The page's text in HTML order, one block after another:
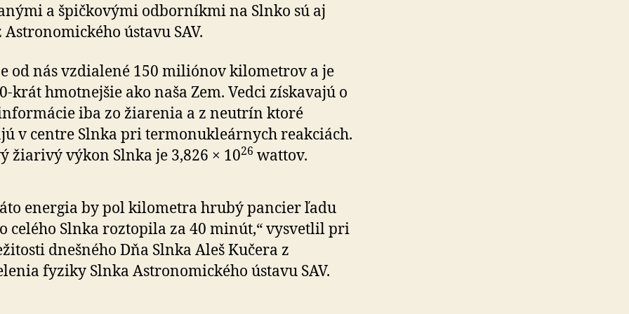
a špičkovými odborníkmi na Slnko sú aj
Astronomického ústavu SAV.
od nás vzdialené 150 miliónov kilometrov a je
krát hmotnejšie ako naša Zem. Vedci získavajú o
iba zo žiarenia a z neutrín ktoré
v centre Slnka pri termonukleárnych reakciách.
žiarivý výkon Slnka je 3,826 × 1026 wattov.
energia by pol kilometra hrubý pancier ľadu
celého Slnka roztopila za 40 minút,“ vysvetlil pri
dnešného Dňa Slnka Aleš Kučera z
fyziky Slnka Astronomického ústavu SAV.